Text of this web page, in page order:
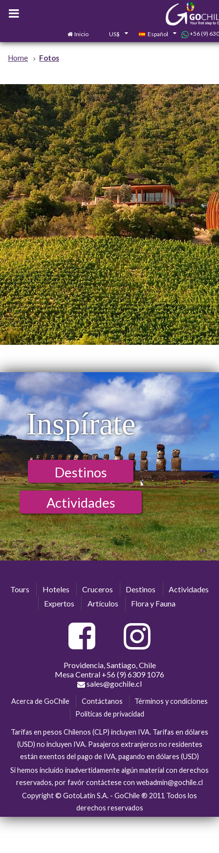
Inicio US$ Español +56 (9)
Home Fotos
Inspírate
Destinos
Actividades
Tours Hoteles Cruceros Destinos
Actividades
Expertos
Artículos Flora y Fauna
Providencia, Santiago, Chile
Mesa Central +56 (9) 6309 1076
sales@gochile.cl
Acerca de GoChile Contáctanos
Términos y condiciones
Políticas de privacidad
Tarifas en pesos Chilenos (CLP) incluyen IVA. Tarifas en dólares
(USD) no incluyen IVA. Pasajeros extranjeros no residentes
están exentos del pago de IVA, pagando en dólares (USD)
Si hemos incluído inadvertidamente algún material con derechos
reservados, por favór contáctese con webadmin@gochile.cl
Copyright © GotoLatin S.A. - GoChile ® 2011 Todos los
derechos reservados